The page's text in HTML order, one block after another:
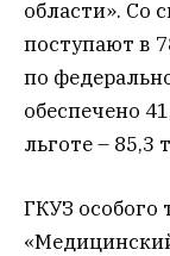
области». Со
поступают в
по
обеспечено
льготе – 85,3
ГКУЗ особого